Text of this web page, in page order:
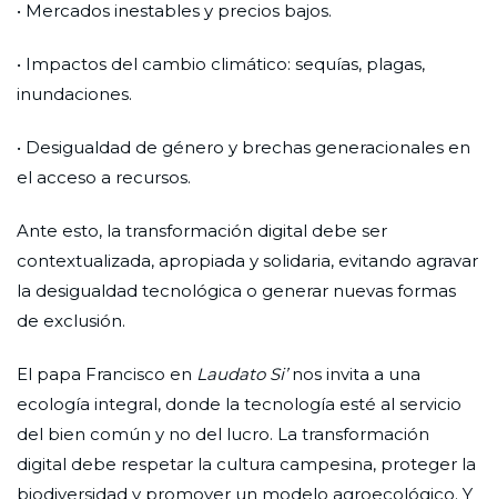
• Mercados inestables y precios bajos.
• Impactos del cambio climático: sequías, plagas,
inundaciones.
• Desigualdad de género y brechas generacionales en
el acceso a recursos.
Ante esto, la transformación digital debe ser
contextualizada, apropiada y solidaria, evitando agravar
la desigualdad tecnológica o generar nuevas formas
de exclusión.
El papa Francisco en Laudato Si’nos invita a una
ecología integral, donde la tecnología esté al servicio
del bien común y no del lucro. La transformación
digital debe respetar la cultura campesina, proteger la
biodiversidad y promover un modelo agroecológico. Y